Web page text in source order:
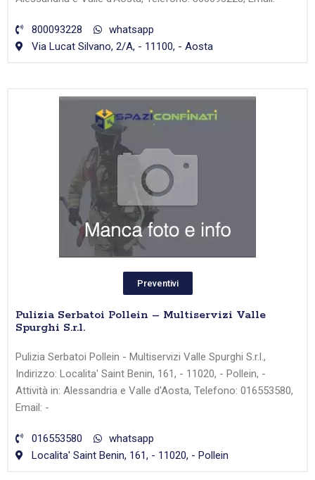
800093228
whatsapp
Via Lucat Silvano, 2/A, - 11100, - Aosta
Preventivi
Pulizia Serbatoi Pollein – Multiservizi Valle
Spurghi S.r.l.
Pulizia Serbatoi Pollein - Multiservizi Valle Spurghi S.r.l.,
Indirizzo: Localita' Saint Benin, 161, - 11020, - Pollein, -
Attività in: Alessandria e Valle d'Aosta, Telefono: 016553580,
Email: -
016553580
whatsapp
Localita' Saint Benin, 161, - 11020, - Pollein